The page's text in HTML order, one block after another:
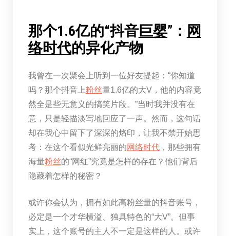
那个1.6亿的“抖音巨婴”： 网
络时代的异化产物
我曾在一次聚会上听到一位好友提起：“你知道
吗？那个抖音上粉丝量1.6亿的大V，他的内容竟
然全是些无意义的搞笑片段。”当时我并没有在
意，只是轻描淡写地回应了一声。然而，这句话
却在我心中留下了深深的烙印，让我不禁开始思
考：在这个看似光鲜亮丽的网络时代，那些拥有
海量粉丝的“网红”究竟是怎样的存在？他们背后
隐藏着怎样的秘密？
或许你会认为，拥有如此高粉丝量的抖音账号，
必定是一个才华横溢、独具特色的“大V”。但事
实上，这个账号的主人不一定是这样的人。或许